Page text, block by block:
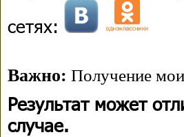
сетях:
Важно: Получение
Результат может
случае.